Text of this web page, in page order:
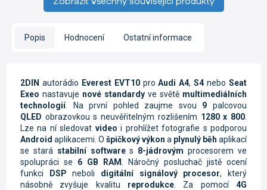
Popis Hodnocení Ostatní informace
2DIN autorádio Everest EVT10proAudi A4, S4nebo Seat
Exeo nastavuje nové standardy ve světě multimediálních
technologií. Na první pohled zaujme svou 9 palcovou
QLED obrazovkou s neuvěřitelným rozlišením 1280 x 800
Lze na ní sledovat video i prohlížet fotografie s podporou
Android aplikacemi. O špičkový výkon a plynulý běh aplikací
se stará stabilní softwares 8-jádrovým procesorem ve
spolupráci se 6 GB RAM
. Náročný posluchač jistě ocení
funkci
DSP neboli digitální signálový procesor, který
násobně zvyšuje kvalitu reprodukce . Za pomocí 4G